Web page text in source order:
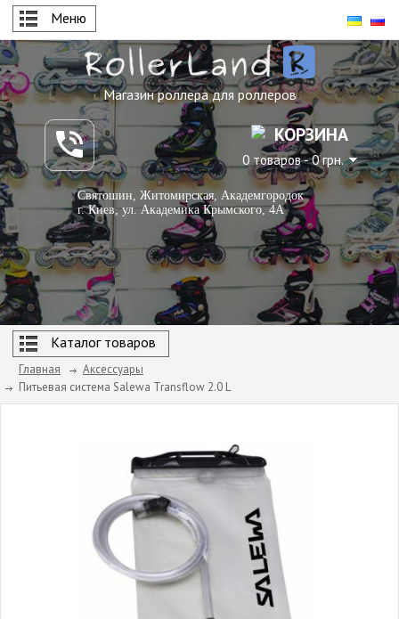
Меню
Магазин роллера для роллеров
КОРЗИНА
0 товаров - 0 грн.
Святошин, Житомирская, Академгородок
г. Киев, ул. Академика Крымского, 4А
Каталог товаров
Главная
Аксессуары
Питьевая система Salewa Transflow 2.0 L